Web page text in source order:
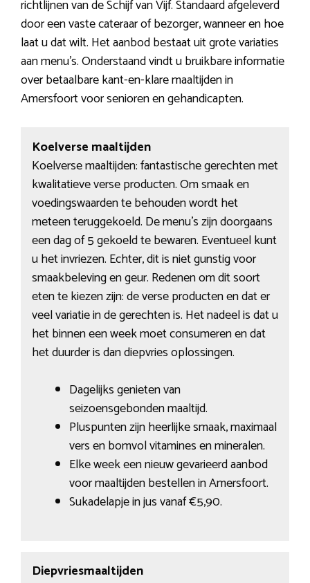
richtlijnen van de Schijf van Vijf. Standaard afgeleverd
door een vaste cateraar of bezorger, wanneer en hoe
laat u dat wilt. Het aanbod bestaat uit grote variaties
aan menu’s. Onderstaand vindt u bruikbare informatie
over betaalbare kant-en-klare maaltijden in
Amersfoort voor senioren en gehandicapten.
Koelverse maaltijden
Koelverse maaltijden: fantastische gerechten met
kwalitatieve verse producten. Om smaak en
voedingswaarden te behouden wordt het
meteen teruggekoeld. De menu’s zijn doorgaans
een dag of 5 gekoeld te bewaren. Eventueel kunt
u het invriezen. Echter, dit is niet gunstig voor
smaakbeleving en geur. Redenen om dit soort
eten te kiezen zijn: de verse producten en dat er
veel variatie in de gerechten is. Het nadeel is dat u
het binnen een week moet consumeren en dat
het duurder is dan diepvries oplossingen.
Dagelijks genieten van
seizoensgebonden maaltijd.
Pluspunten zijn heerlijke smaak, maximaal
vers en bomvol vitamines en mineralen.
Elke week een nieuw gevarieerd aanbod
voor maaltijden bestellen in Amersfoort.
Sukadelapje in jus vanaf €5,90.
Diepvriesmaaltijden